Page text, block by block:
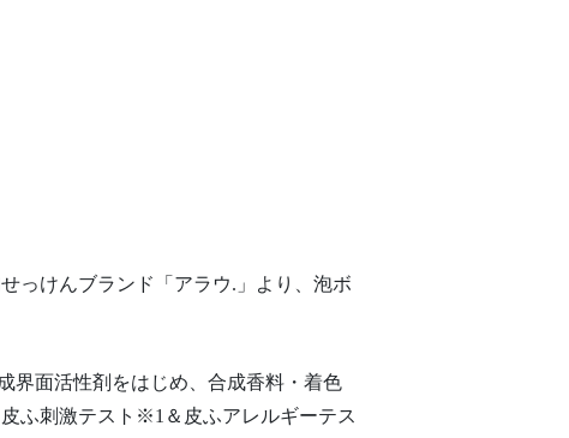
っけんブランド「アラウ.」より、泡ボ
界面活性剤をはじめ、合成香料・着色
ふ刺激テスト※1＆皮ふアレルギーテス